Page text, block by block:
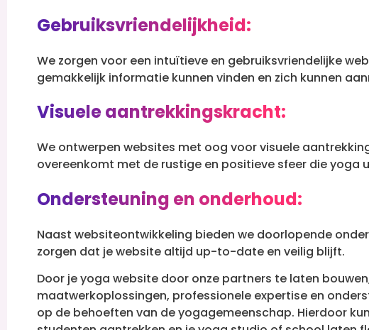
Gebruiksvriendelijkheid:
We zorgen voor een intuïtieve en gebruiksvriendelijke
gemakkelijk informatie kunnen vinden en zich kunnen
Visuele aantrekkingskracht:
We ontwerpen websites met oog voor visuele
overeenkomt met de rustige en positieve sfeer die yoga
Ondersteuning en onderhoud:
Naast websiteontwikkeling bieden we doorlopende
zorgen dat je website altijd up-to-date en veilig blijft.
Door je yoga website door onze partners te laten
maatwerkoplossingen, professionele expertise en
op de behoeften van de yogagemeenschap. Hierdoor